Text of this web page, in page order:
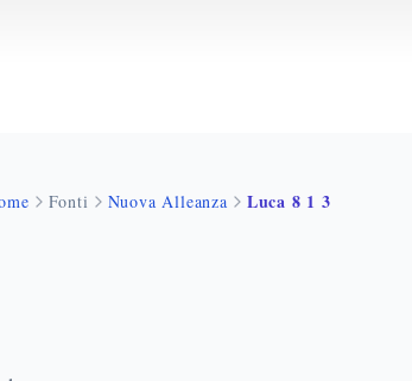
Fonti Nuova Alleanza Luca 8 1 3